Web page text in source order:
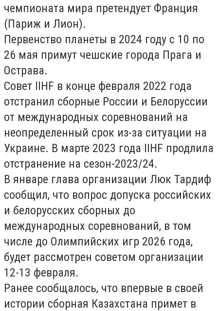
чемпионата мира претендует Франция
(Париж и Лион).
Первенство планеты в 2024 году с 10 по
26 мая примут чешские города Прага и
Острава.
Совет IIHF в конце февраля 2022 года
отстранил сборные России и Белоруссии
от международных соревнований на
неопределенный срок из-за ситуации на
Украине. В марте 2023 года IIHF продлила
отстранение на сезон-2023/24.
В январе глава организации Люк Тардиф
сообщил, что вопрос допуска российских
и белорусских сборных до
международных соревнований, в том
числе до Олимпийских игр 2026 года,
будет рассмотрен советом организации
12-13 февраля.
Ранее сообщалось, что впервые в своей
истории сборная Казахстана примет в